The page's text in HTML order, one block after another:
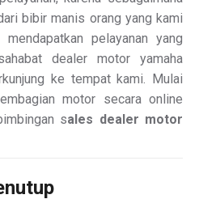
bibir manis orang yang kami
pelayanan yang
dealer motor yamaha
ke tempat kami. Mulai
motor secara online
sales dealer motor